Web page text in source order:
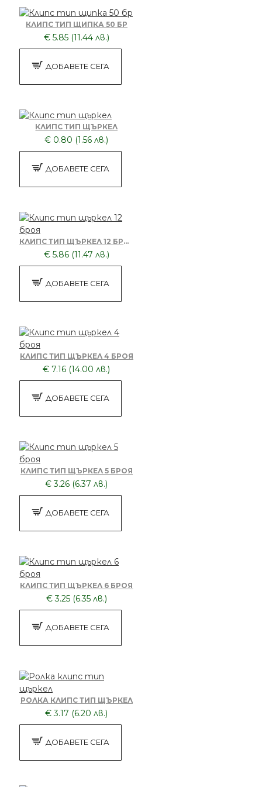
КЛИПС ТИП ЩИПКА 50 БР
€ 5.85 (11.44 лв.)
ДОБАВЕТЕ СЕГА
КЛИПС ТИП ЩЪРКЕЛ
€ 0.80 (1.56 лв.)
ДОБАВЕТЕ СЕГА
КЛИПС ТИП ЩЪРКЕЛ 12 БРОЯ
€ 5.86 (11.47 лв.)
ДОБАВЕТЕ СЕГА
КЛИПС ТИП ЩЪРКЕЛ 4 БРОЯ
€ 7.16 (14.00 лв.)
ДОБАВЕТЕ СЕГА
КЛИПС ТИП ЩЪРКЕЛ 5 БРОЯ
€ 3.26 (6.37 лв.)
ДОБАВЕТЕ СЕГА
КЛИПС ТИП ЩЪРКЕЛ 6 БРОЯ
€ 3.25 (6.35 лв.)
ДОБАВЕТЕ СЕГА
РОЛКА КЛИПС ТИП ЩЪРКЕЛ
€ 3.17 (6.20 лв.)
ДОБАВЕТЕ СЕГА